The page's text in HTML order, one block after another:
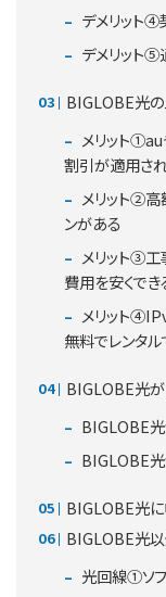
デメリット
デメリット
BIGLOBE光の
メリット
割引が適用さ
メリット②高
ンがある
メリット③
費用を安くでき
メリット
無料でレンタル
BIGLOBE光が
BIGLOBE
BIGLOBE
BIGLOBE光
BIGLOBE光
光回線①ソ